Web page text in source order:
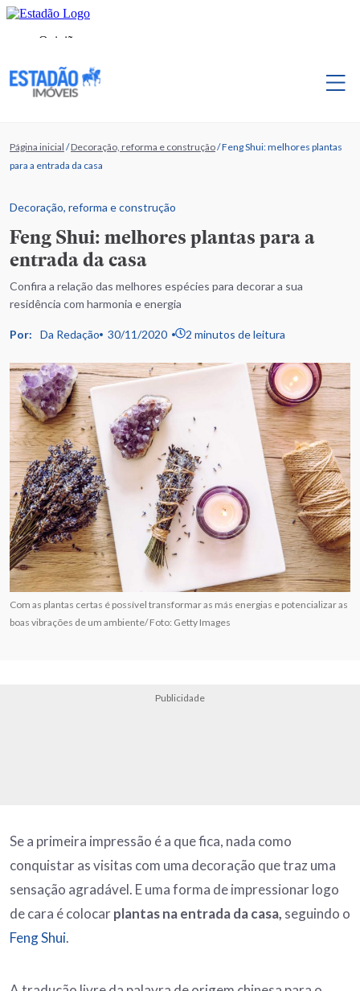
Página inicial /Decoração, reforma e construção/Feng Shui: melhores plantas
para a entrada da casa
Decoração, reforma e construção
Feng Shui: melhores plantas para a
entrada da casa
Confira a relação das melhores espécies para decorar a sua
residência com harmonia e energia
Por: Da Redação 30/11/2020 2 minutos de leitura
Com as plantas certas é possível transformar as más energias e potencializar as
boas vibrações de um ambiente/ Foto: Getty Images
Publicidade
Se a primeira impressão é a que fica, nada como
conquistar as visitas com uma decoração que traz uma
sensação agradável. E uma forma de impressionar logo
de cara é colocarplantas na entrada da casa, seguindo o
Feng Shui.